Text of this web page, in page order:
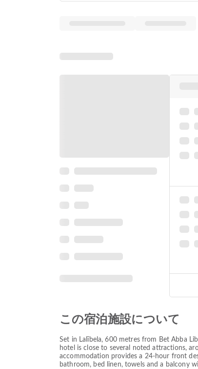
この宿泊施設について
Set in Lalībela, 600 metres from Bet Abba
hotel is close to several noted attractions,
accommodation provides a 24-hour front
bathroom, bed linen, towels and a balcony